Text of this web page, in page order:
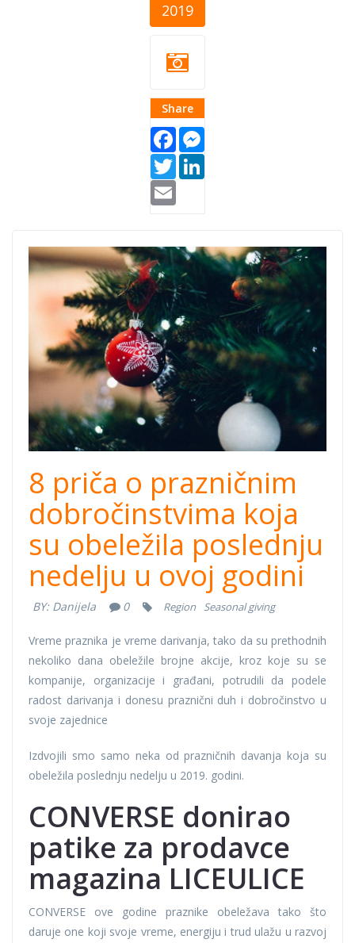
2019
Share
Facebook
Twitter
praznici-
davanja-
cover.jpg
8 priča o prazničnim
dobročinstvima koja
su obeležila poslednju
nedelju u ovoj godini
BY: Danijela 0 Region Seasonal giving
Vreme praznika je vreme darivanja, tako da su prethodnih
nekoliko dana obeležile brojne akcije, kroz koje su se
kompanije, organizacije i građani, potrudili da podele
radost darivanja i donesu praznični duh i dobročinstvo u
svoje zajednice
Izdvojili smo samo neka od prazničnih davanja koja su
obeležila poslednju nedelju u 2019. godini.
CONVERSE donirao
patike za prodavce
magazina LICEULICE
CONVERSE ove godine praznike obeležava tako što
daruje one koji svoje vreme, energiju i trud ulažu u razvoj